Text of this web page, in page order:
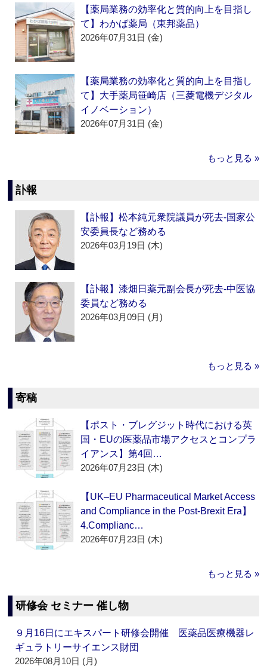
【薬局業務の効率化と質的向上を目指し
て】わかば薬局（東邦薬品）
2026年07月31日 (金)
【薬局業務の効率化と質的向上を目指し
て】大手薬局笹崎店（三菱電機デジタル
イノベーション）
2026年07月31日 (金)
もっと見る »
訃報
【訃報】松本純元衆院議員が死去‐国家公
安委員長など務める
2026年03月19日 (木)
【訃報】漆畑日薬元副会長が死去‐中医協
委員など務める
2026年03月09日 (月)
もっと見る »
寄稿
【ポスト・ブレグジット時代における英
国・EUの医薬品市場アクセスとコンプラ
イアンス】第4回…
2026年07月23日 (木)
【UK–EU Pharmaceutical Market Access
and Compliance in the Post-Brexit Era】
4.Complianc…
2026年07月23日 (木)
もっと見る »
研修会 セミナー 催し物
９月16日にエキスパート研修会開催 医薬品医療機器レ
ギュラトリーサイエンス財団
2026年08月10日 (月)